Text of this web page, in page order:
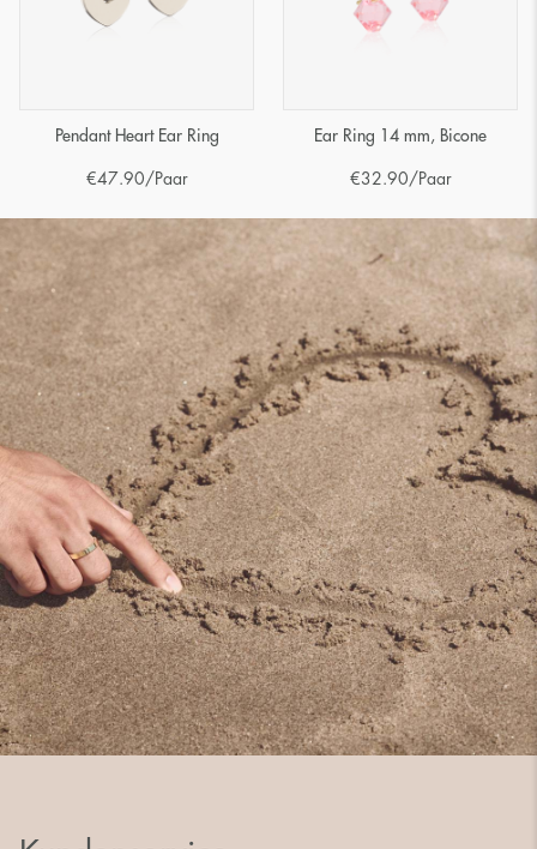
Pendant Heart Ear Ring
€47.90/Paar
Ear Ring 14 mm, Bicone
€32.90/Paar